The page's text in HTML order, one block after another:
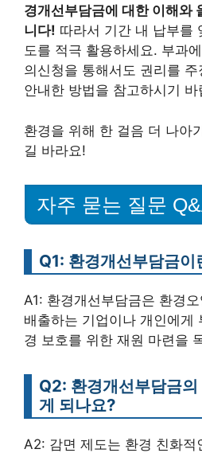
경개선부담금에 대한 이해와
니다! 따라서 기간 내 납부를
도를 적극 활용하세요. 부과
의신청을 통해서도 권리를
안내한 방법을 참고하시기 바
환경을 위해 한 걸음 더 나아
길 바라요!
자주 묻는 질문
Q1: 환경개선부담금이
A1: 환경개선부담금은 환경
배출하는 기업이나 개인에게
경 보호를 위한 재원 마련을
Q2: 환경개선부담금
게 되나요?
A2: 감면 제도는 환경 친화적